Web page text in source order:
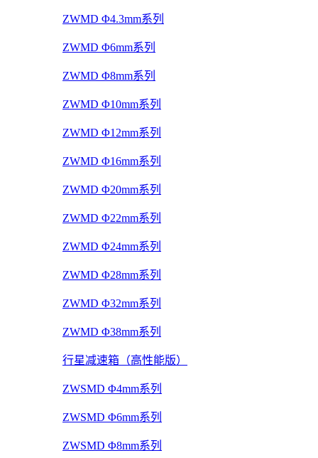
ZWMD Φ4.3mm系列
ZWMD Φ6mm系列
ZWMD Φ8mm系列
ZWMD Φ10mm系列
ZWMD Φ12mm系列
ZWMD Φ16mm系列
ZWMD Φ20mm系列
ZWMD Φ22mm系列
ZWMD Φ24mm系列
ZWMD Φ28mm系列
ZWMD Φ32mm系列
ZWMD Φ38mm系列
行星减速箱（高性能版）
ZWSMD Φ4mm系列
ZWSMD Φ6mm系列
ZWSMD Φ8mm系列